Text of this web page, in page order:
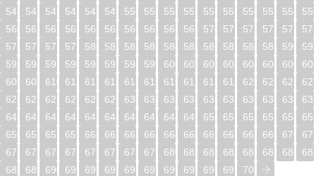
544
545 546 547 548 549 550 551 552 553 554 555 556 557 558
560
561 562 563 564 565 566 567 568 569 570 571 572 573 574
576
577 578 579 580 581 582 583 584 585 586 587 588 589 590
592
593 594 595 596 597 598 599 600 601 602 603 604 605 606
608
609 610 611 612 613 614 615 616 617 618 619 620 621 622
624
625 626 627 628 629 630 631 632 633 634 635 636 637 638
640
641 642 643 644 645 646 647 648 649 650 651 652 653 654
656
657 658 659 660 661 662 663 664 665 666 667 668 669 670
672
673 674 675 676 677 678 679 680 681 682 683 684 685 686
688
689 690 691 692 693 694 695 696 697 698 699 700